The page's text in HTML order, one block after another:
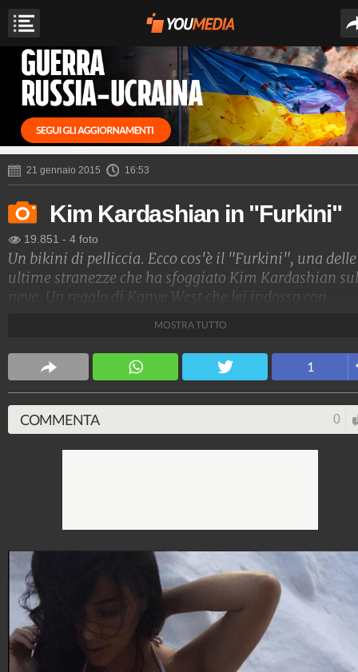
21 gennaio 2015 16:53
Kim Kardashian in "Furkini"
19.851 - 4 foto
Un bikini di pelliccia. Ecco cos'è il "Furkini", una delle
ultime stranezze che ha sfoggiato Kim Kardashian
neve. Un regalo di Kanye West che lei indossa con
Spettacolo Fanpage
4.053.405.664 9.455 video 76.076 foto
MOSTRA TUTTO
1
COMMENTA 0